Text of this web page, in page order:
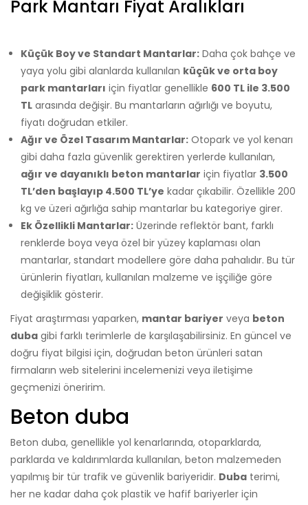
Park Mantarı Fiyat Aralıkları
Küçük Boy ve Standart Mantarlar: Daha çok bahçe ve
yaya yolu gibi alanlarda kullanılan küçük ve orta boy
park mantarları için fiyatlar genellikle 600 TL ile 3.500
TL arasında değişir. Bu mantarların ağırlığı ve boyutu,
fiyatı doğrudan etkiler.
Ağır ve Özel Tasarım Mantarlar: Otopark ve yol kenarı
gibi daha fazla güvenlik gerektiren yerlerde kullanılan,
ağır ve dayanıklı beton mantarlar için fiyatlar 3.500
TL’den başlayıp 4.500 TL’ye kadar çıkabilir. Özellikle 200
kg ve üzeri ağırlığa sahip mantarlar bu kategoriye girer.
Ek Özellikli Mantarlar: Üzerinde reflektör bant, farklı
renklerde boya veya özel bir yüzey kaplaması olan
mantarlar, standart modellere göre daha pahalıdır. Bu tür
ürünlerin fiyatları, kullanılan malzeme ve işçiliğe göre
değişiklik gösterir.
Fiyat araştırması yaparken, mantar bariyer veya beton
duba gibi farklı terimlerle de karşılaşabilirsiniz. En güncel ve
doğru fiyat bilgisi için, doğrudan beton ürünleri satan
firmaların web sitelerini incelemenizi veya iletişime
geçmenizi öneririm.
Beton duba
Beton duba, genellikle yol kenarlarında, otoparklarda,
parklarda ve kaldırımlarda kullanılan, beton malzemeden
yapılmış bir tür trafik ve güvenlik bariyeridir. Duba terimi,
her ne kadar daha çok plastik ve hafif bariyerler için